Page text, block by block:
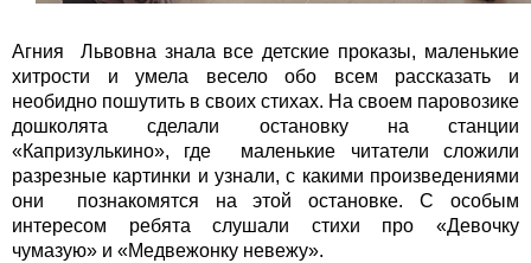
Агния Львовна знала все детские проказы, маленькие
хитрости и умела весело обо всем рассказать и
необидно пошутить в своих стихах. На своем паровозике
дошколята сделали остановку на станции
«Капризулькино», где маленькие читатели сложили
разрезные картинки и узнали, с какими произведениями
они познакомятся на этой остановке. С особым
интересом ребята слушали стихи про «Девочку
чумазую» и «Медвежонку невежу».